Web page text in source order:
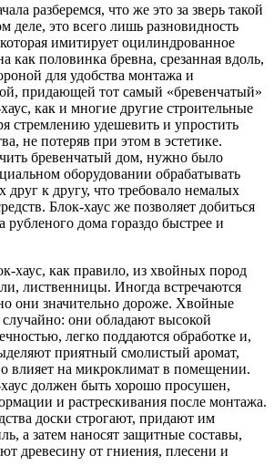
разберемся, что же это за зверь такой
деле, это всего лишь разновидность
имитирует оцилиндрованное
как половинка бревна, срезанная вдоль,
для удобства монтажа и
придающей тот самый «бревенчатый»
как и многие другие строительные
стремлению удешевить и упростить
не потеряв при этом в эстетике.
бревенчатый дом, нужно было
оборудовании обрабатывать
друг к другу, что требовало немалых
Блок-хаус же позволяет добиться
рубленого дома гораздо быстрее и
хаус, как правило, из хвойных пород
лиственницы. Иногда встречаются
они значительно дороже. Хвойные
они обладают высокой
легко поддаются обработке и,
приятный смолистый аромат,
влияет на микроклимат в помещении.
должен быть хорошо просушен,
и растрескивания после монтажа.
доски строгают, придают им
а затем наносят защитные составы,
древесину от гниения, плесени и